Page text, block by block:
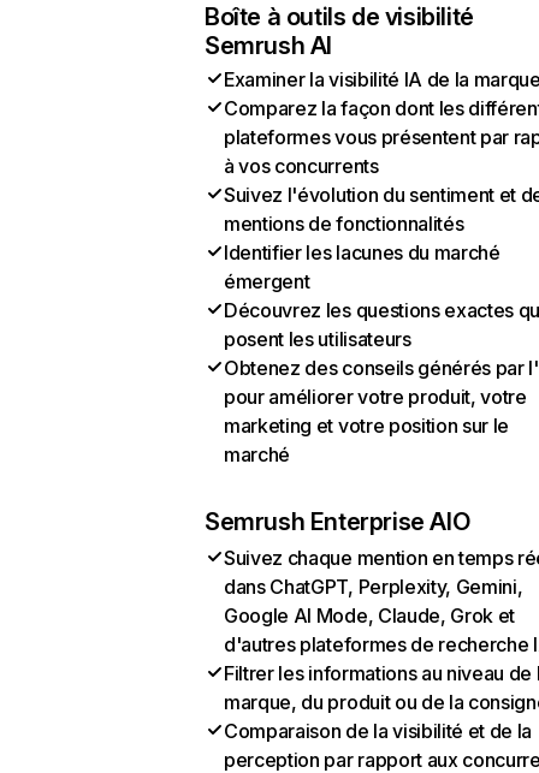
Boîte à outils de visibilité
Semrush AI
Examiner la visibilité IA de la
Comparez la façon dont les
plateformes vous présentent par
à vos concurrents
Suivez l'évolution du sentiment et
mentions de fonctionnalités
Identifier les lacunes du marché
émergent
Découvrez les questions exactes
posent les utilisateurs
Obtenez des conseils générés par
pour améliorer votre produit, votre
marketing et votre position sur le
marché
Semrush Enterprise AIO
Suivez chaque mention en temps
dans ChatGPT, Perplexity, Gemini,
Google AI Mode, Claude, Grok et
d'autres plateformes de recherche
Filtrer les informations au niveau de
marque, du produit ou de la
Comparaison de la visibilité et de la
perception par rapport aux